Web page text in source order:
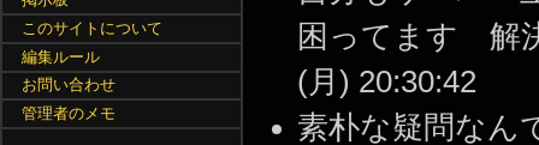
困ってます 解
(月) 20:30:42
素朴な疑問なん
このサイトについて
編集ルール
お問い合わせ
管理者のメモ